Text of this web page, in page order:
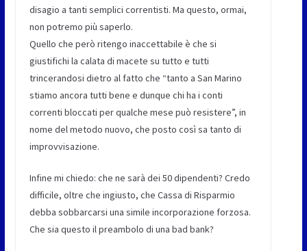
disagio a tanti semplici correntisti. Ma questo, ormai,
non potremo più saperlo.
Quello che però ritengo inaccettabile è che si
giustifichi la calata di macete su tutto e tutti
trincerandosi dietro al fatto che “tanto a San Marino
stiamo ancora tutti bene e dunque chi ha i conti
correnti bloccati per qualche mese può resistere”, in
nome del metodo nuovo, che posto così sa tanto di
improvvisazione.
Infine mi chiedo: che ne sarà dei 50 dipendenti? Credo
difficile, oltre che ingiusto, che Cassa di Risparmio
debba sobbarcarsi una simile incorporazione forzosa.
Che sia questo il preambolo di una bad bank?